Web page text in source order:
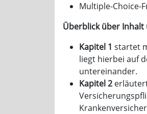
Multiple-Choice-
Überblick über Inhalt
Kapitel 1 startet
liegt hierbei auf
untereinander.
Kapitel 2